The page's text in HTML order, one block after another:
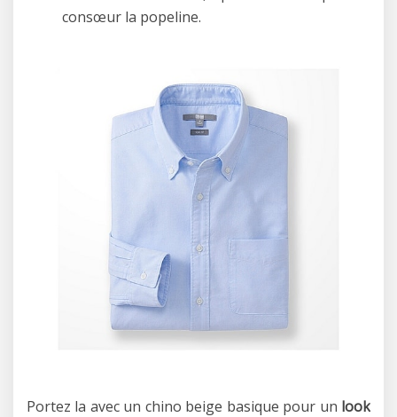
consœur la popeline.
Portez la avec un chino beige basique pour un look